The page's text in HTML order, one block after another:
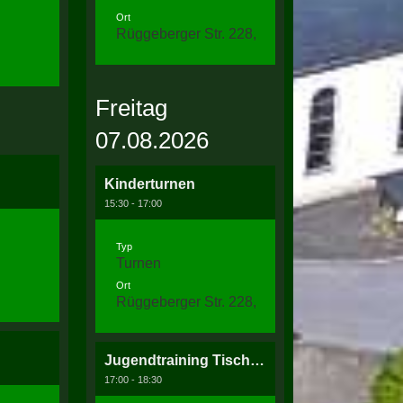
Ort
Rüggeberger Str. 228, 58256 Ennepetal
Freitag
07.08.2026
Kinderturnen
15:30 - 17:00
Typ
Turnen
Ort
Rüggeberger Str. 228, 58256 Ennepetal
Jugendtraining Tischtennis
17:00 - 18:30